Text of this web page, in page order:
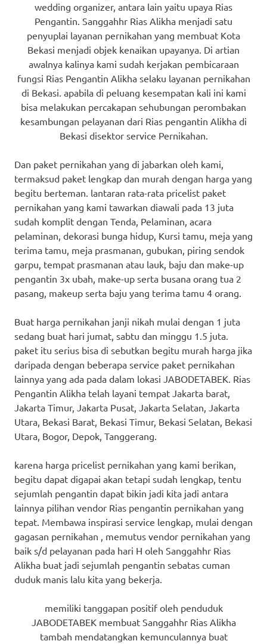
wedding organizer, antara lain yaitu upaya Rias
Pengantin. Sanggahhr Rias Alikha menjadi satu
penyuplai layanan pernikahan yang membuat Kota
Bekasi menjadi objek kenaikan upayanya. Di artian
awalnya kalinya kami sudah kerjakan pembicaraan
fungsi Rias Pengantin Alikha selaku layanan pernikahan
di Bekasi. apabila di peluang kesempatan kali ini kami
bisa melakukan percakapan sehubungan perombakan
kesambungan pelayanan dari Rias pengantin Alikha di
Bekasi disektor service Pernikahan.
Dan paket pernikahan yang di jabarkan oleh kami,
termaksud paket lengkap dan murah dengan harga yang
begitu berteman. lantaran rata-rata pricelist paket
pernikahan yang kami tawarkan diawali pada 13 juta
sudah komplit dengan Tenda, Pelaminan, acara
pelaminan, dekorasi bunga hidup, Kursi tamu, meja yang
terima tamu, meja prasmanan, gubukan, piring sendok
garpu, tempat prasmanan atau lauk, baju dan make-up
pengantin 3x ubah, make-up serta busana orang tua 2
pasang, makeup serta baju yang terima tamu 4 orang.
Buat harga pernikahan janji nikah mulai dengan 1 juta
sedang buat hari jumat, sabtu dan minggu 1.5 juta.
paket itu serius bisa di sebutkan begitu murah harga jika
daripada dengan beberapa service paket pernikahan
lainnya yang ada pada dalam lokasi JABODETABEK. Rias
Pengantin Alikha telah layani tempat Jakarta barat,
Jakarta Timur, Jakarta Pusat, Jakarta Selatan, Jakarta
Utara, Bekasi Barat, Bekasi Timur, Bekasi Selatan, Bekasi
Utara, Bogor, Depok, Tanggerang.
karena harga pricelist pernikahan yang kami berikan,
begitu dapat digapai akan tetapi sudah lengkap, tentu
sejumlah pengantin dapat bikin jadi kita jadi antara
lainnya pilihan vendor Rias pengantin pernikahan yang
tepat. Membawa inspirasi service lengkap, mulai dengan
gagasan pernikahan , memutus vendor pernikahan yang
baik s/d pelayanan pada hari H oleh Sanggahhr Rias
Alikha buat jadi sejumlah pengantin sebatas cuman
duduk manis lalu kita yang bekerja.
memiliki tanggapan positif oleh penduduk
JABODETABEK membuat Sanggahhr Rias Alikha
tambah mendatangkan kemunculannya buat